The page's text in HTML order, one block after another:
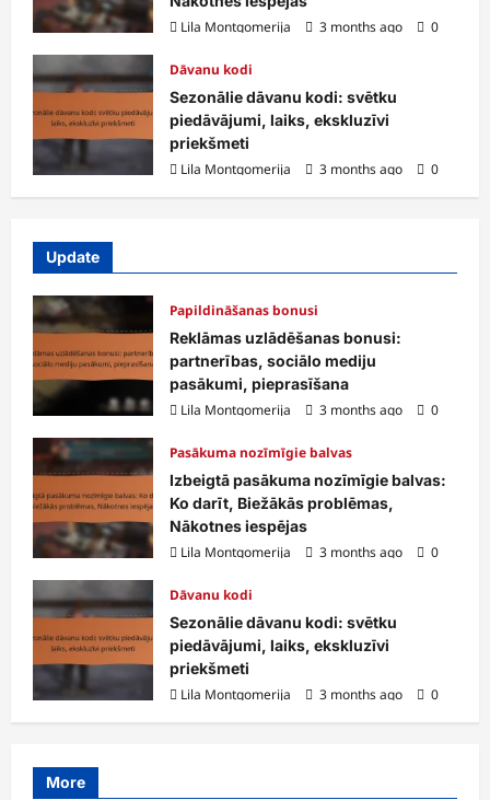
Lila Montgomerija
3 months ago 0
Dāvanu kodi
Sezonālie dāvanu kodi: svētku
piedāvājumi, laiks, ekskluzīvi
priekšmeti
Lila Montgomerija
3 months ago 0
Update
Papildināšanas bonusi
Reklāmas uzlādēšanas bonusi:
partnerības, sociālo mediju
pasākumi, pieprasīšana
Lila Montgomerija
3 months ago 0
Pasākuma nozīmīgie balvas
Izbeigtā pasākuma nozīmīgie balvas:
Ko darīt, Biežākās problēmas,
Nākotnes iespējas
Lila Montgomerija
3 months ago 0
Dāvanu kodi
Sezonālie dāvanu kodi: svētku
piedāvājumi, laiks, ekskluzīvi
priekšmeti
Lila Montgomerija
3 months ago 0
More